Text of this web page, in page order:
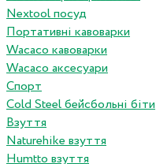
Nextool посуд
Портативні кавоварки
Wacaco кавоварки
Wacaco аксесуари
Спорт
Cold Steel бейсбольні біти
Взуття
Naturehike взуття
Humtto взуття